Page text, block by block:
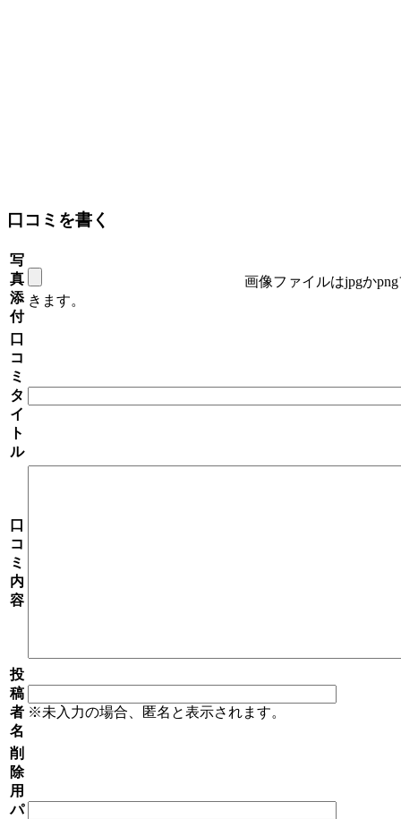
口コミを書く
写
真
添
付
画像ファイルはjpgか
きます。
口
コ
ミ
タ
イ
ト
ル
口
コ
ミ
内
容
投
稿
者
名
※未入力の場合、匿名と表示されます。
削
除
用
パ